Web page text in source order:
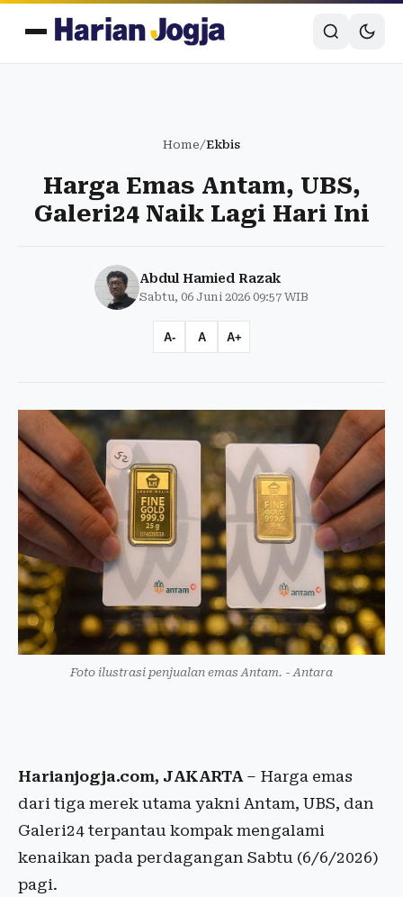
Home/Ekbis
Harga Emas Antam, UBS,
Galeri24 Naik Lagi Hari Ini
Abdul Hamied Razak
Sabtu, 06 Juni 2026 09:57 WIB
A- A A+
Foto ilustrasi penjualan emas Antam. - Antara
Harianjogja.com, JAKARTA– Harga emas
dari tiga merek utama yakni Antam, UBS, dan
Galeri24 terpantau kompak mengalami
kenaikan pada perdagangan Sabtu (6/6/2026)
pagi.